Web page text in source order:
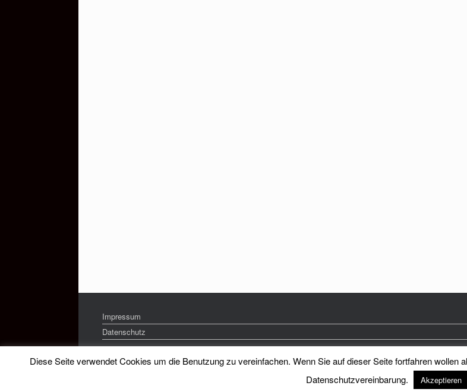
Impressum
Datenschutz
Heimatkreis Reichenberg Stadt und Land e.V. Theme
Diese Seite verwendet Cookies um die Benutzung zu vereinfachen. Wenn Sie auf dieser Seite fortfahren
Datenschutzvereinbarung.
Akzeptieren